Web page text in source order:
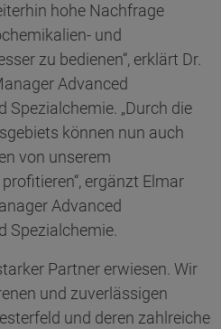
hohe Nachfrage
und
zu bedienen“, erklärt Dr.
Advanced
Spezialchemie. „Durch die
können nun auch
von unserem
ergänzt Elmar
Advanced
Spezialchemie.
Partner erwiesen. Wir
und zuverlässigen
und deren zahlreiche